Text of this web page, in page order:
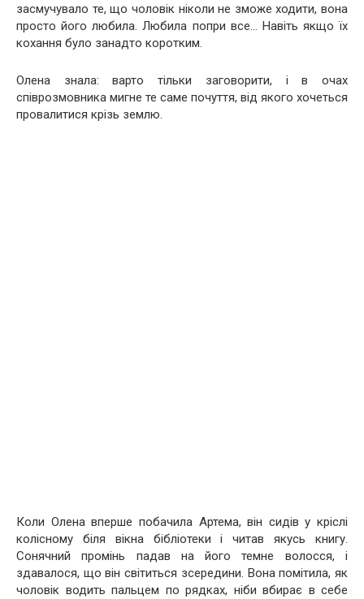
засмучувало те, що чоловік ніколи не зможе ходити, вона
просто його любила. Любила попри все… Навіть якщо їх
кохання було занадто коротким.
Олена знала: варто тільки заговорити, і в очах
співрозмовника мигне те саме почуття, від якого хочеться
провалитися крізь землю.
Коли Олена вперше побачила Артема, він сидів у кріслі
колісному біля вікна бібліотеки і читав якусь книгу.
Сонячний промінь падав на його темне волосся, і
здавалося, що він світиться зсередини. Вона помітила, як
чоловік водить пальцем по рядках, ніби вбирає в себе